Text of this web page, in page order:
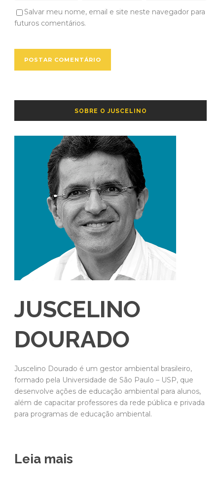
Salvar meu nome, email e site neste navegador para
futuros comentários.
SOBRE O JUSCELINO
JUSCELINO
DOURADO
Juscelino Dourado é um gestor ambiental brasileiro,
formado pela Universidade de São Paulo – USP, que
desenvolve ações de educação ambiental para alunos,
além de capacitar professores da rede pública e privada
para programas de educação ambiental.
Leia mais